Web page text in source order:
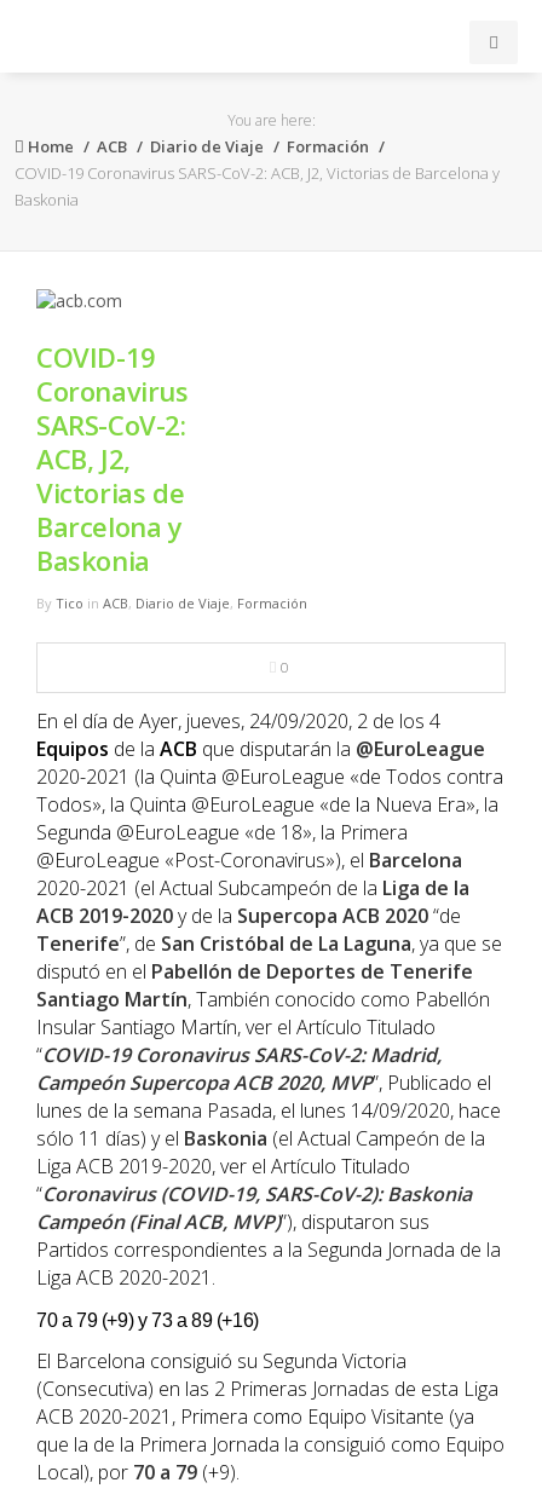
ACB
FEB
FIBA
OTROS
FORMACIÓN
NBA
MULTIMEDIA
You are here:
Home ACB Diario de Viaje
Formación
COVID-19 Coronavirus SARS-CoV-2: ACB, J2, Victorias de Barcelona y
Baskonia
COVID-19
Coronavirus
SARS-CoV-2:
ACB, J2,
Victorias de
Barcelona y
Baskonia
By Tico in ACB, Diario de Viaje, Formación
0
En el día de Ayer, jueves, 24/09/2020, 2 de los 4
Equipos de la ACB que disputarán la @EuroLeague
2020-2021 (la Quinta @EuroLeague «de Todos contra
Todos», la Quinta @EuroLeague «de la Nueva Era», la
Segunda @EuroLeague «de 18», la Primera
@EuroLeague «Post-Coronavirus»), el Barcelona
2020-2021 (el Actual Subcampeón de la Liga de la
ACB 2019-2020y de la Supercopa ACB 2020“de
Tenerife”, de San Cristóbal de La Laguna, ya que se
disputó en el Pabellón de Deportes de Tenerife
Santiago Martín, También conocido como Pabellón
Insular Santiago Martín, ver el Artículo Titulado
“COVID-19 Coronavirus SARS-CoV-2: Madrid,
Campeón Supercopa ACB 2020, MVP”, Publicado el
lunes de la semana Pasada, el lunes 14/09/2020, hace
sólo 11 días) y el Baskonia (el Actual Campeón de la
Liga ACB 2019-2020, ver el Artículo Titulado
“Coronavirus (COVID-19, SARS-CoV-2): Baskonia
Campeón (Final ACB, MVP)”), disputaron sus
Partidos correspondientes a la Segunda Jornada de la
Liga ACB 2020-2021.
70 a 79 (+9) y 73 a 89 (+16)
El Barcelona consiguió su Segunda Victoria
(Consecutiva) en las 2 Primeras Jornadas de esta Liga
ACB 2020-2021, Primera como Equipo Visitante (ya
que la de la Primera Jornada la consiguió como Equipo
Local), por 70 a 79 (+9).